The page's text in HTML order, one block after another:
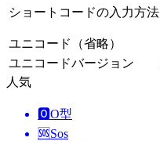
ショートコードの入力方法
ユニコード（省略）
ユニコードバージョン
人気
🅾️O型
🆘Sos